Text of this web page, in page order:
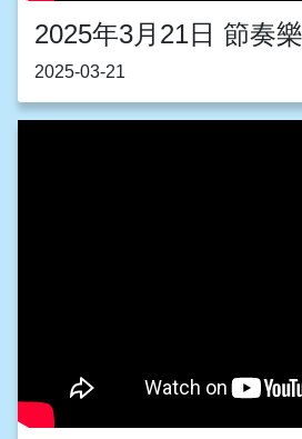
2025年3月21日 節奏
2025-03-21